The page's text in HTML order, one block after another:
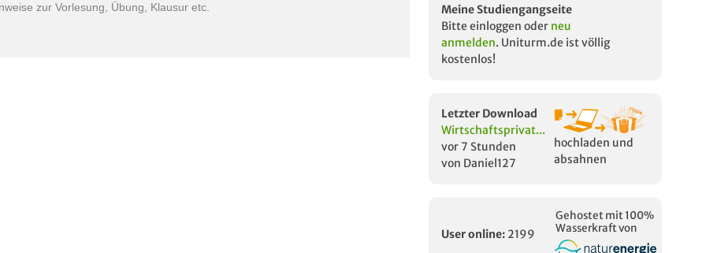
zur Vorlesung, Übung, Klausur etc.
Meine Studiengangseite
Bitte einloggen oder neu
anmelden. Uniturm.de ist völlig
kostenlos!
Letzter Download
Wirtschaftsprivat...
vor 7 Stunden
von Daniel127
hochladen und
absahnen
User online: 2199
Gehostet mit 100%
Wasserkraft von